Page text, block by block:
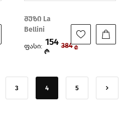
შუზი La
Bellini
ფასი: 154
₾
384 ₾
3 4 5